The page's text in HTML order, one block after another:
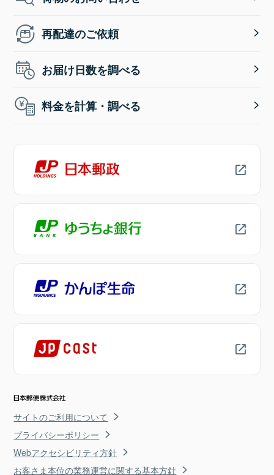
再配達のご依頼
お届け日数を調べる
料金を計算・調べる
サイトのご利用について
プライバシーポリシー
Webアクセシビリティ方針
お客さま本位の業務運営に関する基本方針